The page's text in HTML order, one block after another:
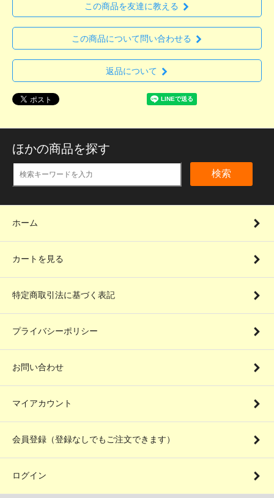
この商品を友達に教える
この商品について問い合わせる
返品について
ほかの商品を探す
検索
ホーム
カートを見る
特定商取引法に基づく表記
プライバシーポリシー
お問い合わせ
マイアカウント
会員登録（登録なしでもご注文できます）
ログイン